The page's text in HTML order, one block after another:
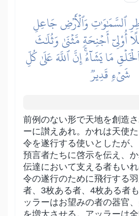
ٱلسَّمَٰوَٰتِ وَٱلۡأَرۡضِ جَاعِلِ
أُوْلِيٓ أَجۡنِحَةٖ مَّثۡنَىٰ وَثُلَٰثَ
مَا يَشَآءُۚ إِنَّ ٱللَّهَ عَلَىٰ كُلِّ
شَيۡءٖ قَدِيرٞ
前例のない形で天地を創造
ーに讃えあれ。かれは天使
令を遂行する使いとしたが
預言者たちに啓示を伝え、
伝達において支える者もい
令の遂行のために飛行する
者、3枚ある者、4枚ある者
ッラーはお望みの者の器官
を増大させる。アッラーは